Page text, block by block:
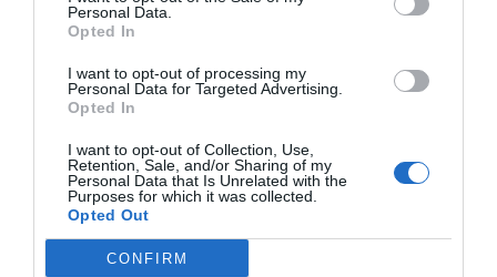
Personal Data.
Opted In
I want to opt-out of processing my
Personal Data for Targeted Advertising.
Opted In
I want to opt-out of Collection, Use,
Retention, Sale, and/or Sharing of my
Personal Data that Is Unrelated with the
Purposes for which it was collected.
Opted Out
CONFIRM
Pre pridanie recenzie sa musíte
prihlásiť
Doprava zadarmo pri
nákupe nad 100,00 €